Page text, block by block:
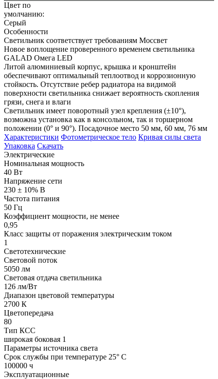
Цвет по
умолчанию:
Серый
Особенности
Светильник соответствует требованиям Моссвет
Новое воплощение проверенного временем светильника
GALAD Омега LED
Литой алюминиевый корпус, крышка и кронштейн
обеспечивают оптимальный теплоотвод и коррозионную
стойкость. Отсутствие ребер радиатора на видимой
поверхности светильника снижает вероятность скопления
грязи, снега и влаги
Светильник имеет поворотный узел крепления (±10°),
возможна установка как в консольном, так и торшерном
положении (0° и 90°). Посадочное место 50 мм, 60 мм, 76 мм
Характеристики Фотометрическое тело Кривая силы света
Упаковка Скачать
Электрические
Номинальная мощность
40 Вт
Напряжение сети
230 ± 10% В
Частота питания
50 Гц
Коэффициент мощности, не менее
0,95
Класс защиты от поражения электрическим током
1
Светотехнические
Световой поток
5050 лм
Световая отдача светильника
126 лм/Вт
Диапазон цветовой температуры
2700 К
Цветопередача
80
Тип КСС
широкая боковая 1
Параметры источника света
Срок службы при температуре 25° С
100000 ч
Эксплуатационные